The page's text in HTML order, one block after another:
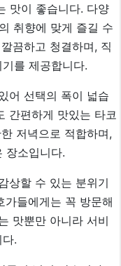
맛이 좋습니다. 다양
취향에 맞게 즐길 수
끔하고 청결하며, 직
를 제공합니다.
어 선택의 폭이 넓습
간편하게 맛있는 타코
저녁으로 적합하며,
장소입니다.
상할 수 있는 분위기
가들에게는 꼭 방문해
맛뿐만 아니라 서비
.